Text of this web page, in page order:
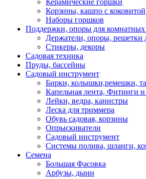
Керамические горшки
Корзины, кашпо с коковитой
Наборы горшков
Поддержки, опоры для комнатных
Держатели, опоры, решетки
Стикеры, декоры
Садовая техника
Пруды, бассейны
Садовый инструмент
Бирки, колышки,ремешки,
Капельная лента, Фитинги
Лейки, ведра, канистры
Леска для триммера
Обувь садовая, корзины
Опрыскиватели
Садовый инструмент
Системы полива, шланги,
Семена
Большая Фасовка
Арбузы, дыни